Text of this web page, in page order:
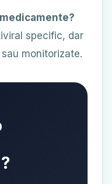
specific, dar
monitorizate.